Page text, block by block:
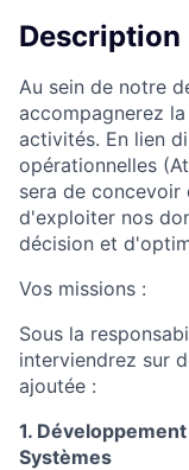
Description
Au sein de notre
accompagnerez
activités. En lien
opérationnelles
sera de concevoir
d'exploiter nos
décision et
Vos missions :
Sous la
interviendrez sur
ajoutée :
1.
Systèmes